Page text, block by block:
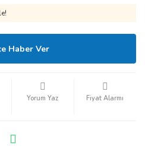
Haber Ver
Yorum Yaz Fiyat Alarmı